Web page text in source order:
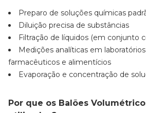
Preparo de soluções químicas
Diluição precisa de substâncias
Filtração de líquidos (em conjunto
Medições analíticas em
farmacêuticos e alimentícios
Evaporação e concentração de
Por que os Balões